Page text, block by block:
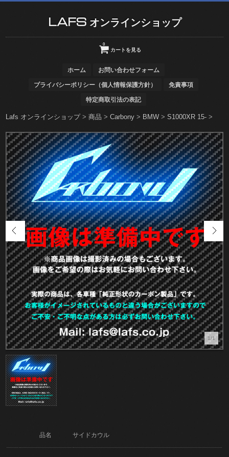
LAFS オンラインショップ
カートを見る
0
ホーム お問い合わせフォーム
プライバシーポリシー（個人情報保護方針） 免責事項
特定商取引法の表記
Lafs オンラインショップ>商品 >Carbony > BMW >S1000XR 15- >
1/1
品名 サイドカウル